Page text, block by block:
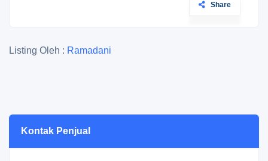
Share
Listing Oleh : Ramadani
Kontak Penjual